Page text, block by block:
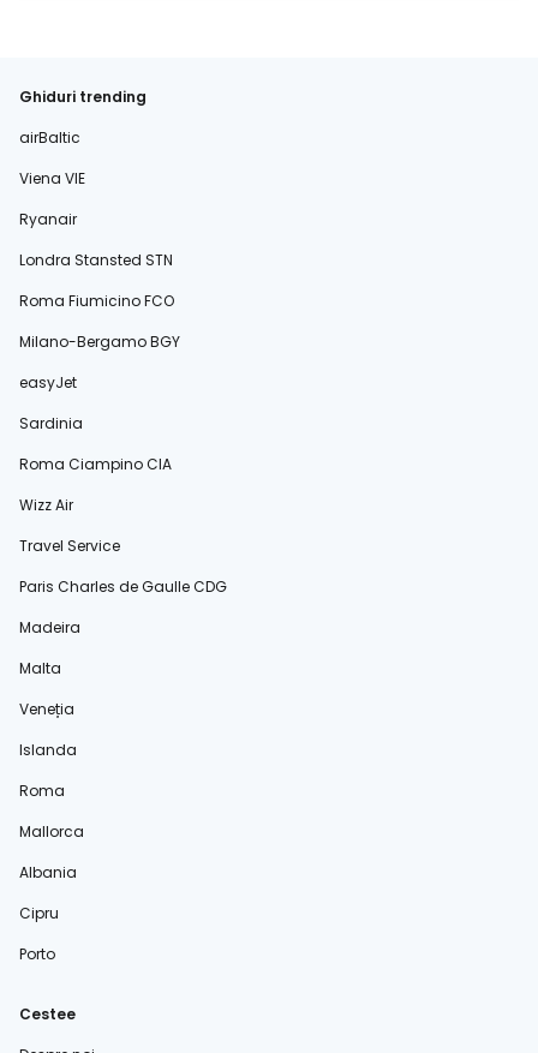
Ghiduri trending
airBaltic
Viena VIE
Ryanair
Londra Stansted STN
Roma Fiumicino FCO
Milano-Bergamo BGY
easyJet
Sardinia
Roma Ciampino CIA
Wizz Air
Travel Service
Paris Charles de Gaulle CDG
Madeira
Malta
Veneția
Islanda
Roma
Mallorca
Albania
Cipru
Porto
Cestee